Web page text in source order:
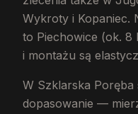
Wykroty i Kopaniec.
to Piechowice (ok. 8
i montażu są
W Szklarska Poręba
dopasowanie —